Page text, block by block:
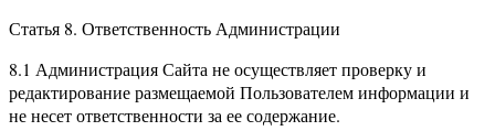
Статья 8. Ответственность Администрации
8.1 Администрация Сайта не осуществляет проверку и
редактирование размещаемой Пользователем информации и
не несет ответственности за ее содержание.